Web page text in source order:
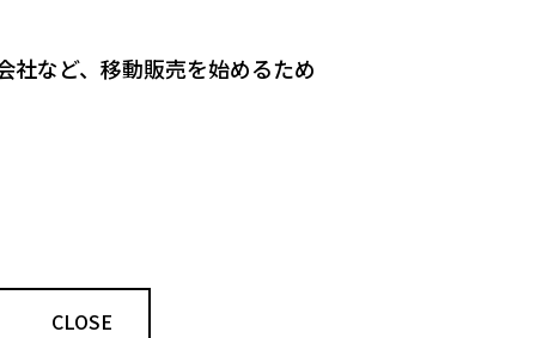
社など、移動販売を始めるため
CLOSE